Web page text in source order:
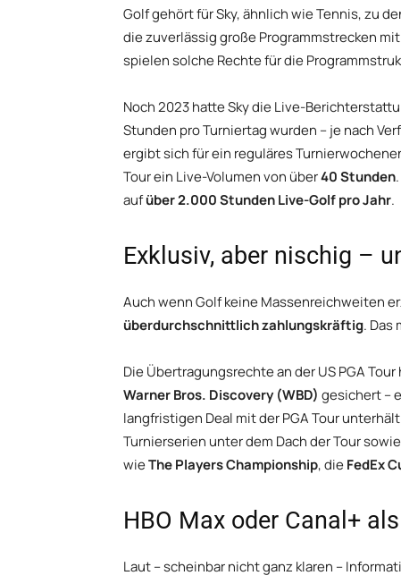
Golf gehört für Sky, ähnlich wie Tennis, zu
die zuverlässig große Programmstrecken
spielen solche Rechte für die
Noch 2023 hatte Sky die Live-
Stunden pro Turniertag wurden – je nach
ergibt sich für ein reguläres
Tour ein Live-Volumen von über40 Stunden
aufüber 2.000 Stunden Live-Golf pro Jahr.
Exklusiv, aber nischig –
Auch wenn Golf keine Massenreichweiten
überdurchschnittlich zahlungskräftig. Das
Die Übertragungsrechte an der US PGA
Warner Bros. Discovery (WBD) gesichert –
langfristigen Deal mit der PGA Tour
Turnierserien unter dem Dach der Tour
wieThe Players Championship, dieFedEx
HBO Max oder Canal+
Laut – scheinbar nicht ganz klaren –